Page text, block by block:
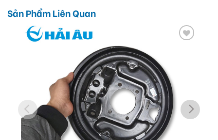
Sản Phẩm Liên Quan